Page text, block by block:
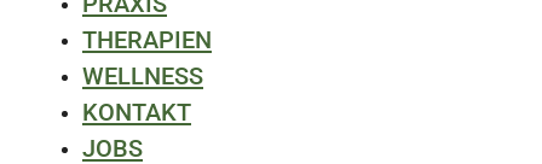
THERAPIEN
WELLNESS
KONTAKT
JOBS